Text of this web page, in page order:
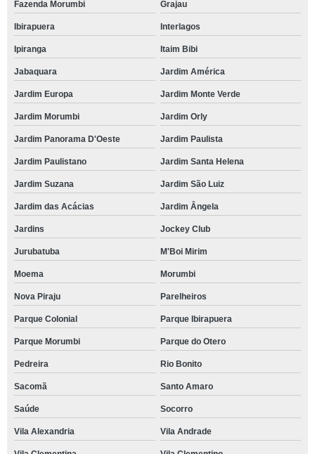
Fazenda Morumbi Grajau
Ibirapuera Interlagos
Ipiranga Itaim Bibi
Jabaquara Jardim América
Jardim Europa Jardim Monte Verde
Jardim Morumbi Jardim Orly
Jardim Panorama D'Oeste Jardim Paulista
Jardim Paulistano Jardim Santa Helena
Jardim Suzana Jardim São Luiz
Jardim das Acácias Jardim Ângela
Jardins Jockey Club
Jurubatuba M'Boi Mirim
Moema Morumbi
Nova Piraju Parelheiros
Parque Colonial Parque Ibirapuera
Parque Morumbi Parque do Otero
Pedreira Rio Bonito
Sacomã Santo Amaro
Saúde Socorro
Vila Alexandria Vila Andrade